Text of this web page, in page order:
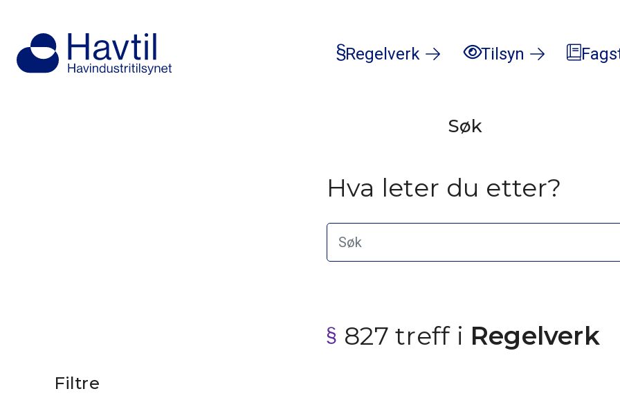
Regelverk Tilsyn
Søk
Hva leter du etter?
827 treff i Regelverk
Filtre